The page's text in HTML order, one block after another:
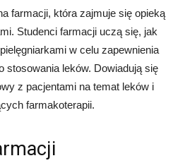
farmacji, która zajmuje się opieką
Studenci farmacji uczą się, jak
w celu zapewnienia
stosowania leków. Dowiadują się
z pacjentami na temat leków i
farmakoterapii.